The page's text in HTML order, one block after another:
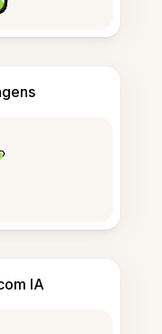
IA